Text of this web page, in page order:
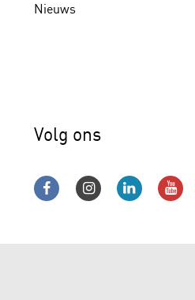
Nieuws
Volg ons